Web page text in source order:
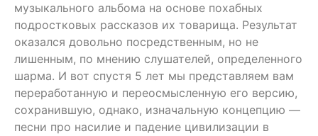
музыкального альбома на основе похабных
подростковых рассказов их товарища. Результат
оказался довольно посредственным, но не
лишенным, по мнению слушателей, определенного
шарма. И вот спустя 5 лет мы представляем вам
переработанную и переосмысленную его версию,
сохранившую, однако, изначальную концепцию —
песни про насилие и падение цивилизации в